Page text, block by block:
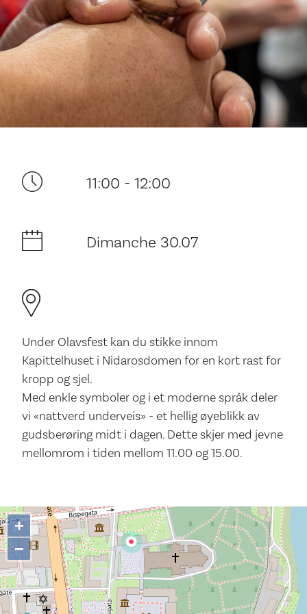
Ditt besøk
Musikk
Historie og arkitektur
11:00 - 12:00
Dimanche 30.07
Under Olavsfest kan du stikke innom
Kapittelhuset i Nidarosdomen for en kort rast for
kropp og sjel.
Med enkle symboler og i et moderne språk deler
vi «nattverd underveis» - et hellig øyeblikk av
gudsberøring midt i dagen. Dette skjer med jevne
mellomrom i tiden mellom 11.00 og 15.00.
+
−